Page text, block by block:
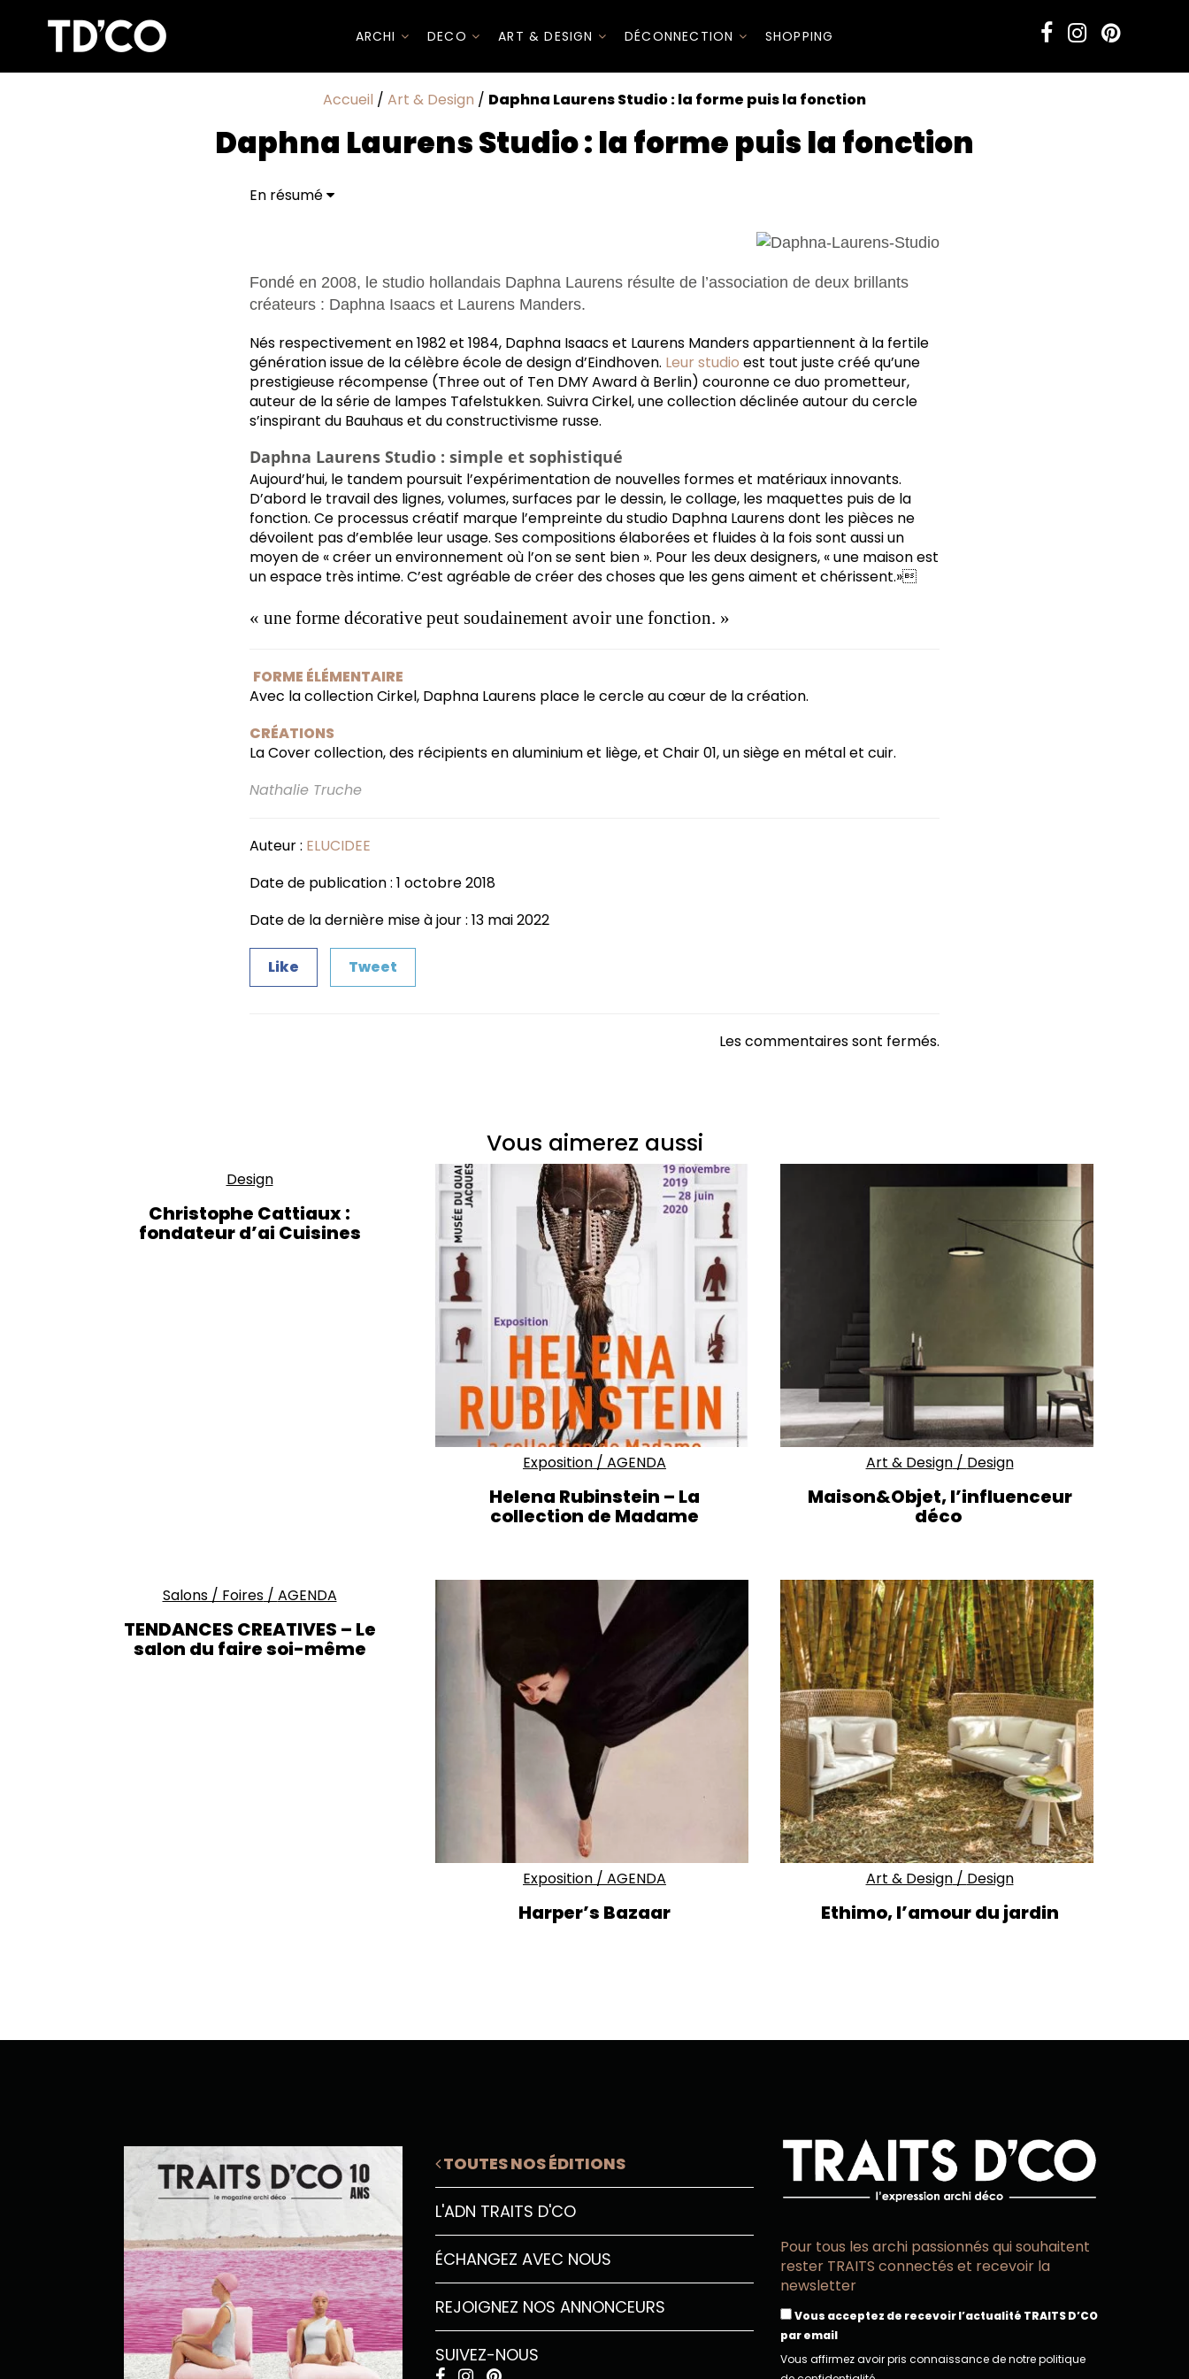
ARCHI DECO ART & DESIGN DÉCONNECTION SHOPPING
Accueil / Art & Design / Daphna Laurens Studio : la forme puis la fonction
Daphna Laurens Studio : la forme puis la fonction
En résumé
Fondé en 2008, le studio hollandais Daphna Laurens résulte de l’association de deux brillants
créateurs : Daphna Isaacs et Laurens Manders.
Nés respectivement en 1982 et 1984, Daphna Isaacs et Laurens Manders appartiennent à la fertile
génération issue de la célèbre école de design d’Eindhoven. Leur studio est tout juste créé qu’une
prestigieuse récompense (Three out of Ten DMY Award à Berlin) couronne ce duo prometteur,
auteur de la série de lampes Tafelstukken. Suivra Cirkel, une collection déclinée autour du cercle
s’inspirant du Bauhaus et du constructivisme russe.
Daphna Laurens Studio : simple et sophistiqué
Aujourd’hui, le tandem poursuit l’expérimentation de nouvelles formes et matériaux innovants.
D’abord le travail des lignes, volumes, surfaces par le dessin, le collage, les maquettes puis de la
fonction. Ce processus créatif marque l’empreinte du studio Daphna Laurens dont les pièces ne
dévoilent pas d’emblée leur usage. Ses compositions élaborées et fluides à la fois sont aussi un
moyen de « créer un environnement où l’on se sent bien ». Pour les deux designers, « une maison est
un espace très intime. C’est agréable de créer des choses que les gens aiment et chérissent.»
« une forme décorative peut soudainement avoir une fonction. »
FORME ÉLÉMENTAIRE
Avec la collection Cirkel, Daphna Laurens place le cercle au cœur de la création.
CRÉATIONS
La Cover collection, des récipients en aluminium et liège, et Chair 01, un siège en métal et cuir.
Nathalie Truche
Auteur : ELUCIDEE
Date de publication : 1 octobre 2018
Date de la dernière mise à jour : 13 mai 2022
Like Tweet
Les commentaires sont fermés.
Vous aimerez aussi
Design
Christophe Cattiaux :
fondateur d’ai Cuisines
Exposition / AGENDA
Helena Rubinstein – La
collection de Madame
Art & Design/ Design
Maison&Objet,l’influenceur
déco
Salons / Foires/ AGENDA
TENDANCES CREATIVES – Le
salon du faire soi-même
Exposition / AGENDA
Harper’s Bazaar
Art & Design/ Design
Ethimo, l’amour du jardin
TOUTES NOS ÉDITIONS
L'ADN TRAITS D'CO
ÉCHANGEZ AVEC NOUS
REJOIGNEZ NOS ANNONCEURS
SUIVEZ-NOUS
Pour tous les archi passionnés qui souhaitent
rester TRAITS connectés et recevoir la
newsletter
Vous acceptez de recevoir l’actualité TRAITS D’CO
par email
Vous affirmez avoir pris connaissance de notre politique